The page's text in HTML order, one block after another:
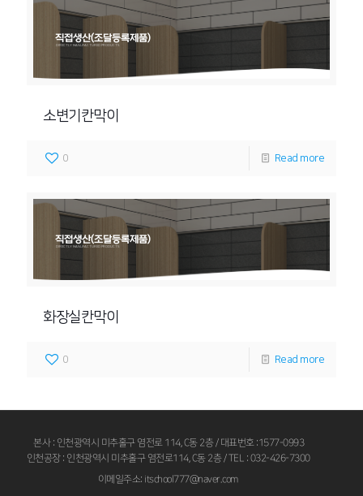
직접생산(조달등록제품)
DIRECTLY MANUFACTURED PRODUCTS
소변기칸막이
0 Read more
직접생산(조달등록제품)
DIRECTLY MANUFACTURED PRODUCTS
화장실칸막이
0 Read more
본사 : 인천광역시 미추홀구 염전로 114, C동 2층 / 대표번호 :1577-0993
인천공장 : 인천광역시 미추홀구 염전로114, C동 2층 / TEL : 032-426-7300
이메일주소: itschool777@naver.com